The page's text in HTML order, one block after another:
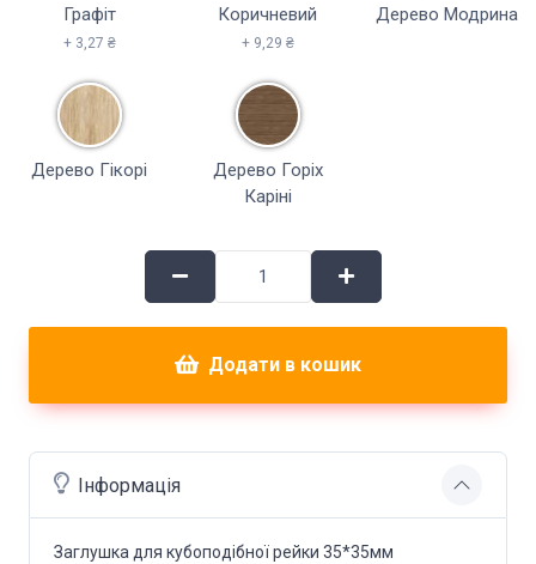
Графіт
+ 3,27 ₴
Коричневий
+ 9,29 ₴
Дерево Модрина
Дерево Гікорі
Дерево Горіх
Каріні
Додати в кошик
Інформація
Заглушка для кубоподібної рейки 35*35мм